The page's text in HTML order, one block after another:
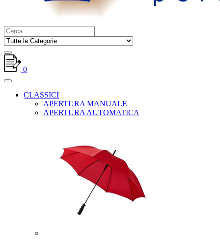
0
CLASSICI
APERTURA MANUALE
APERTURA AUTOMATICA